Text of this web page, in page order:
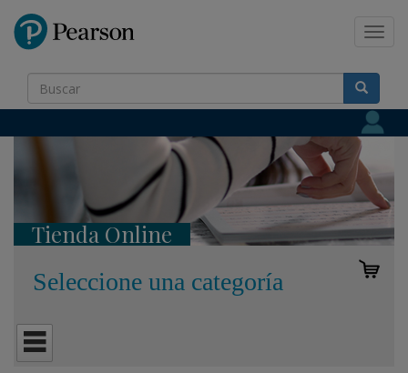
Tienda Online
Seleccione una categoría